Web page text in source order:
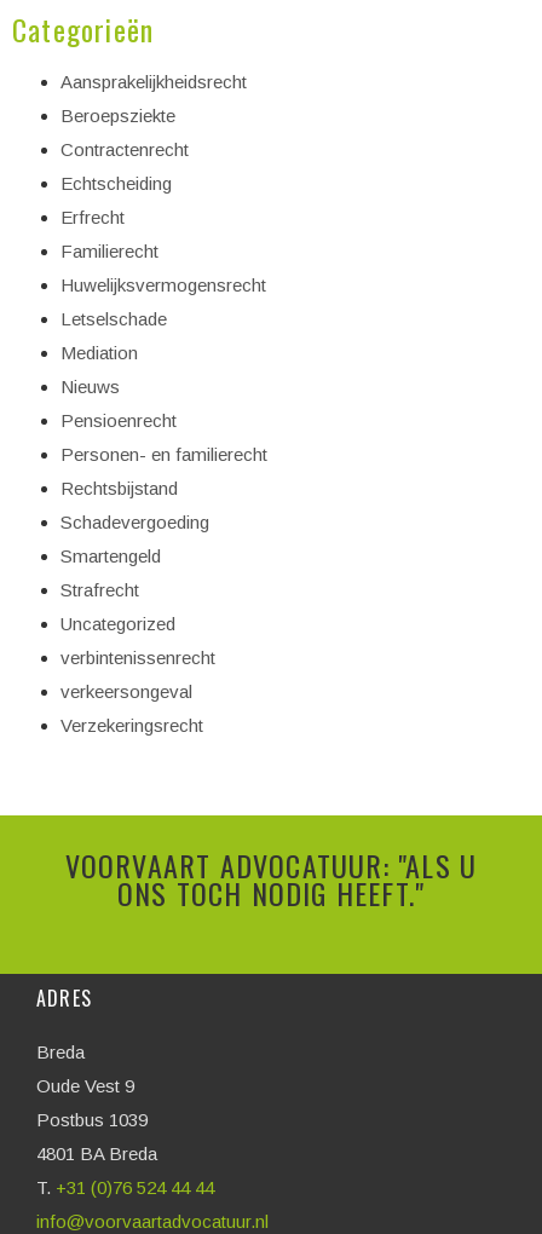
Categorieën
Aansprakelijkheidsrecht
Beroepsziekte
Contractenrecht
Echtscheiding
Erfrecht
Familierecht
Huwelijksvermogensrecht
Letselschade
Mediation
Nieuws
Pensioenrecht
Personen- en familierecht
Rechtsbijstand
Schadevergoeding
Smartengeld
Strafrecht
Uncategorized
verbintenissenrecht
verkeersongeval
Verzekeringsrecht
VOORVAART ADVOCATUUR: "ALS U
ONS TOCH NODIG HEEFT."
ADRES
Breda
Oude Vest 9
Postbus 1039
4801 BA Breda
T. +31 (0)76 524 44 44
info@voorvaartadvocatuur.nl